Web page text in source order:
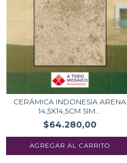
CERÁMICA INDONESIA ARENA
14,5X14,5CM SIM...
$64.280,00